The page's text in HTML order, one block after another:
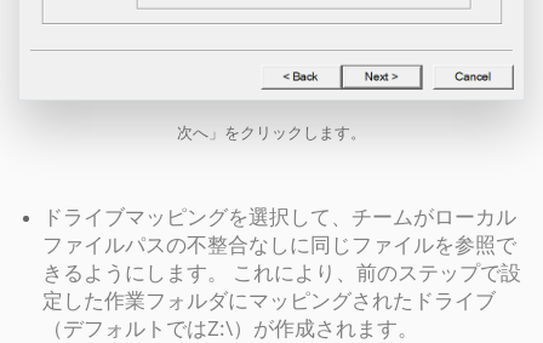
次へ」をクリックします。
ドライブマッピングを選択して、チームがローカル
ファイルパスの不整合なしに同じファイルを参照で
きるようにします。 これにより、前のステップで設
定した作業フォルダにマッピングされたドライブ
（デフォルトではZ:\）が作成されます。